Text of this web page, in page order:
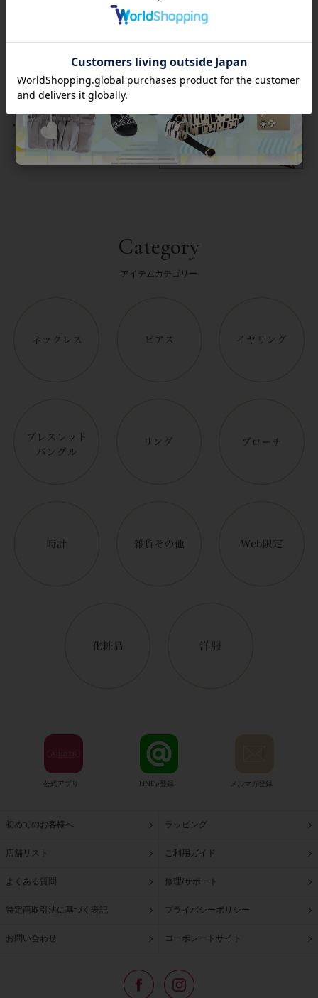
返品について
Category
アイテムカテゴリー
公式アプリ LINE@登録 メルマガ登録
初めてのお客様へ ラッピング
店舗リスト ご利用ガイド
よくある質問 修理/サポート
特定商取引法に基づく表記 プライバシーポリシー
お問い合わせ コーポレートサイト